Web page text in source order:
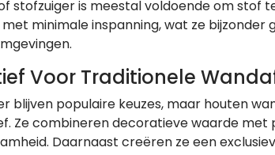
stofzuiger is meestal voldoende om stof
minimale inspanning, wat ze
Voor Traditionele
blijven populaire keuzes, maar houten
Ze combineren decoratieve waarde met
Daarnaast creëren ze een